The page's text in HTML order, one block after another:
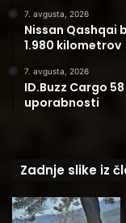
7. avgusta, 2026
Nissan Qashqai
1.980 kilometrov
7. avgusta, 2026
ID.Buzz Cargo
uporabnosti
Zadnje slike iz